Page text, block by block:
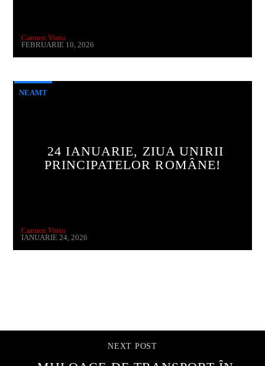
Carmen Vintu
FEBRUARIE 10, 2026
NEAMT
24 IANUARIE, ZIUA UNIRII
PRINCIPATELOR ROMÂNE!
Carmen Vintu
IANUARIE 24, 2026
NEXT POST